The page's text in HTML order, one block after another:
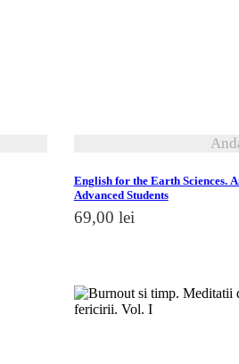
English for the Earth Sciences.
Advanced Students
69,00 lei